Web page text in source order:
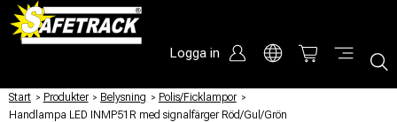
Logga in
Start / Produkter / Belysning / Polis/Ficklampor /
Handlampa LED INMP51R med signalfärger Röd/Gul/Grön